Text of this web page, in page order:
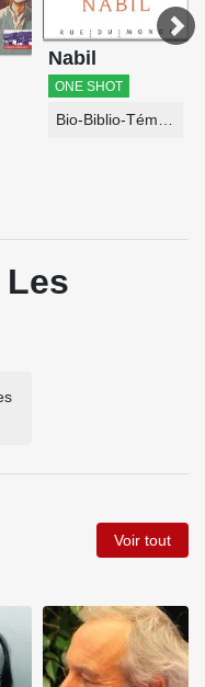
Nabil
ONE SHOT
Voir tout